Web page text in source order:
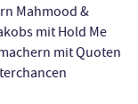
Mahmood &
mit Hold Me
mit Quoten